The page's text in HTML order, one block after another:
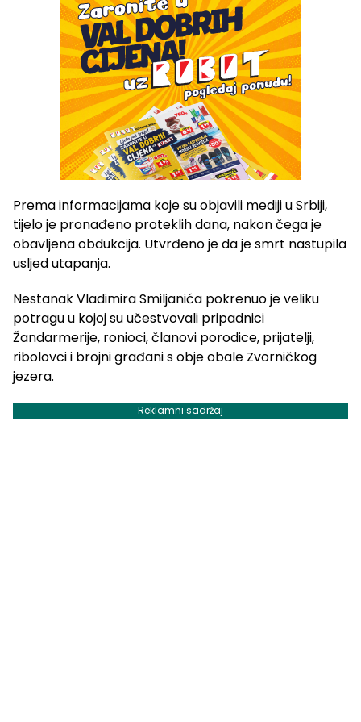
Prema informacijama koje su objavili mediji u Srbiji,
tijelo je pronađeno proteklih dana, nakon čega je
obavljena obdukcija. Utvrđeno je da je smrt nastupila
usljed utapanja.
Nestanak Vladimira Smiljanića pokrenuo je veliku
potragu u kojoj su učestvovali pripadnici
Žandarmerije, ronioci, članovi porodice, prijatelji,
ribolovci i brojni građani s obje obale Zvorničkog
jezera.
Reklamni sadržaj